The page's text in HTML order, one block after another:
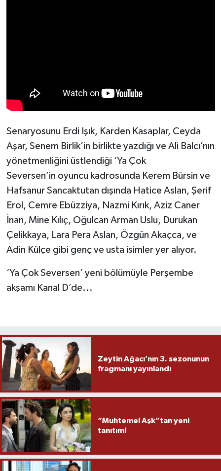
Senaryosunu Erdi Işık, Karden Kasaplar, Ceyda
Aşar, Senem Birlik’in birlikte yazdığı ve Ali Balcı’nın
yönetmenliğini üstlendiği ‘Ya Çok
Seversen’in oyuncu kadrosunda Kerem Bürsin ve
Hafsanur Sancaktutan dışında Hatice Aslan, Şerif
Erol, Cemre Ebüzziya, Nazmi Kırık, Aziz Caner
İnan, Mine Kılıç, Oğulcan Arman Uslu, Durukan
Çelikkaya, Lara Pera Aslan, Özgün Akaçca, ve
Adin Külçe gibi genç ve usta isimler yer alıyor.
‘Ya Çok Seversen’ yeni bölümüyle Perşembe
akşamı Kanal D’de...
Zeytin Ağacı’nın 3. sezonunun
fragmanı yayınlandı
“Muhtemel Aşk”tan yeni
tanıtım!